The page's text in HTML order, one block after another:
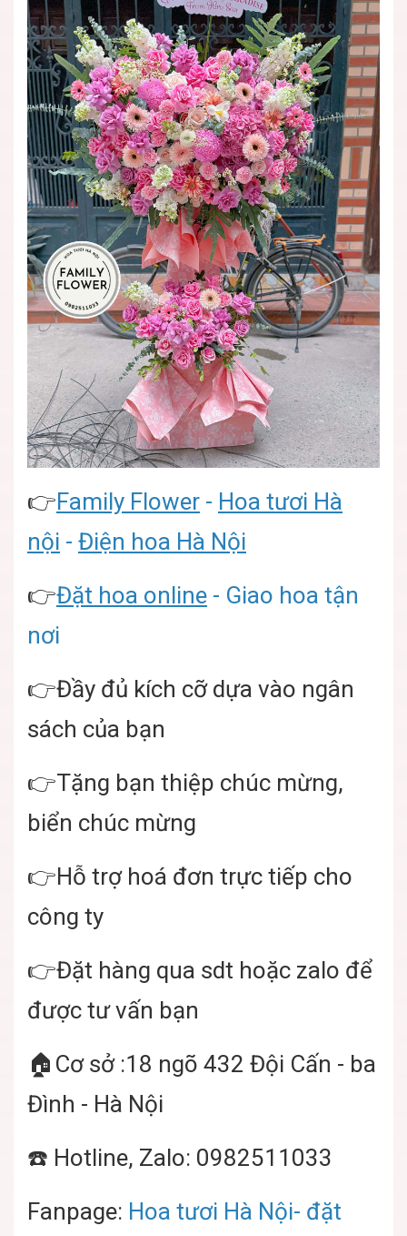
👉Family Flower - Hoa tươi Hà
nội - Điện hoa Hà Nội
👉Đặt hoa online - Giao hoa tận
nơi
👉Đầy đủ kích cỡ dựa vào ngân
sách của bạn
👉Tặng bạn thiệp chúc mừng,
biển chúc mừng
👉Hỗ trợ hoá đơn trực tiếp cho
công ty
👉Đặt hàng qua sdt hoặc zalo để
được tư vấn bạn
🏠Cơ sở :18 ngõ 432 Đội Cấn - ba
Đình - Hà Nội
☎️ Hotline, Zalo: 0982511033
Fanpage: Hoa tươi Hà Nội- đặt